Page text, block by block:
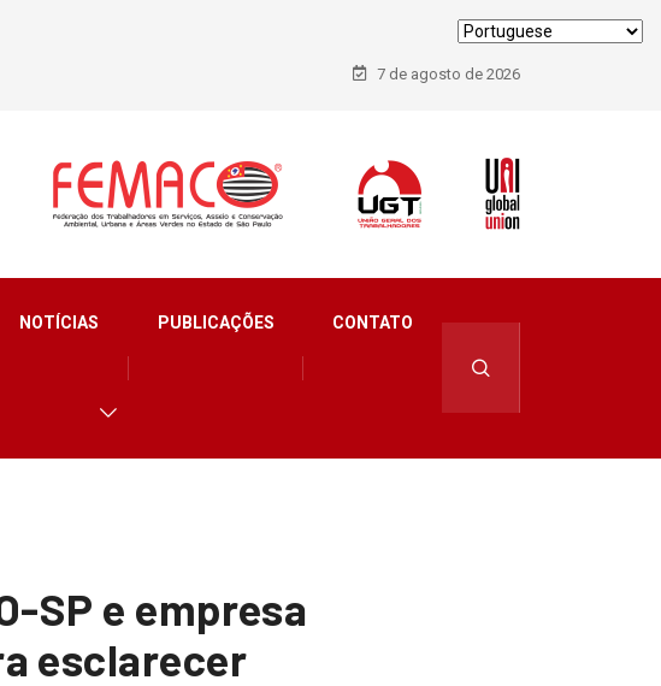
7 de agosto de 2026
NOTÍCIAS PUBLICAÇÕES CONTATO
SP e empresa
esclarecer